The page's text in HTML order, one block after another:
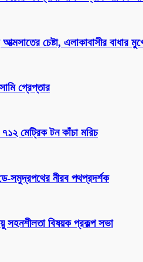
চেষ্টা, এলাকাবাসীর বাধার
গ্রেপ্তার
মেট্রিক টন কাঁচা মরিচ
সমুদ্রপথের নীরব পথপ্রদর্শক
বিষয়ক প্রকল্প সভা